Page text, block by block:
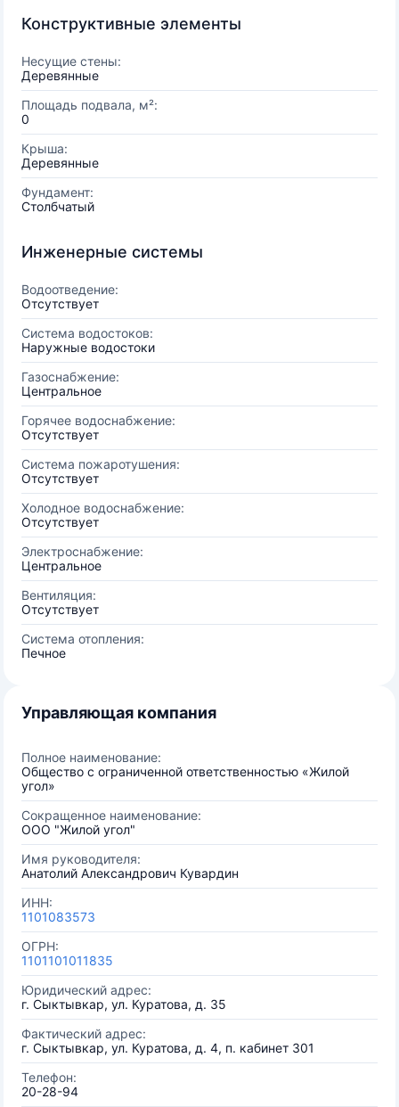
Конструктивные элементы
Несущие стены:
Деревянные
Площадь подвала, м²:
0
Крыша:
Деревянные
Фундамент:
Столбчатый
Инженерные системы
Водоотведение:
Отсутствует
Система водостоков:
Наружные водостоки
Газоснабжение:
Центральное
Горячее водоснабжение:
Отсутствует
Система пожаротушения:
Отсутствует
Холодное водоснабжение:
Отсутствует
Электроснабжение:
Центральное
Вентиляция:
Отсутствует
Система отопления:
Печное
Управляющая компания
Полное наименование:
Общество с ограниченной ответственностью «Жилой
угол»
Сокращенное наименование:
ООО "Жилой угол"
Имя руководителя:
Анатолий Александрович Кувардин
ИНН:
1101083573
ОГРН:
1101101011835
Юридический адрес:
г. Сыктывкар, ул. Куратова, д. 35
Фактический адрес:
г. Сыктывкар, ул. Куратова, д. 4, п. кабинет 301
Телефон:
20-28-94